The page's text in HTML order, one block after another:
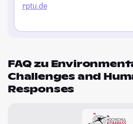
rptu.de
FAQ zu
Challenges and
Responses